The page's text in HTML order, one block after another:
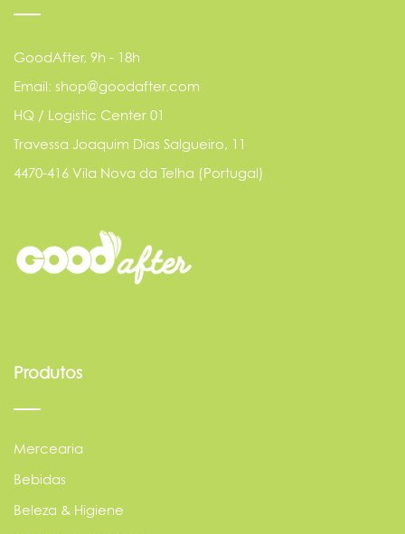
GoodAfter, 9h - 18h
Email: shop@goodafter.com
HQ / Logistic Center 01
Travessa Joaquim Dias Salgueiro, 11
4470-416 Vila Nova da Telha (Portugal)
Produtos
Mercearia
Bebidas
Beleza & Higiene